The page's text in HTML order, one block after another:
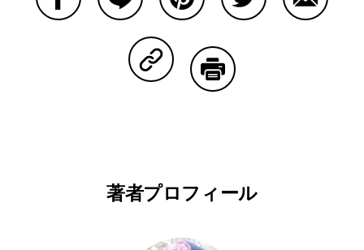
Copy Linkで共有する
著者プロフィール